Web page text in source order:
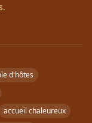
d'hôtes
accueil chaleureux